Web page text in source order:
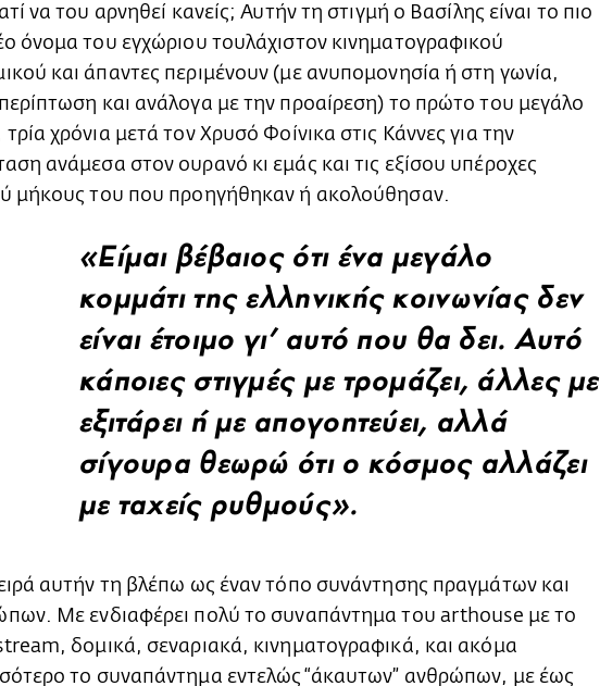
να του αρνηθεί κανείς; Αυτήν τη στιγμή ο Βασίλης είναι το πιο
όνομα του εγχώριου τουλάχιστον κινηματογραφικού
και άπαντες περιμένουν (με ανυπομονησία ή στη γωνία,
και ανάλογα με την προαίρεση) το πρώτο του μεγάλο
χρόνια μετά τον Χρυσό Φοίνικα στις Κάννες για την
ανάμεσα στον ουρανό κι εμάς και τις εξίσου υπέροχες
μήκους του που προηγήθηκαν ή ακολούθησαν.
«Είμαι βέβαιος ότι ένα μεγάλο
κομμάτι της ελληνικής κοινωνίας δεν
είναι έτοιμο γι’ αυτό που θα δει. Αυτό
κάποιες στιγμές με τρομάζει, άλλες με
εξιτάρει ή με απογοητεύει, αλλά
σίγουρα θεωρώ ότι ο κόσμος αλλάζει
με ταχείς ρυθμούς».
αυτήν τη βλέπω ως έναν τόπο συνάντησης πραγμάτων και
Με ενδιαφέρει πολύ το συναπάντημα του arthouse με το
δομικά, σεναριακά, κινηματογραφικά, και ακόμα
το συναπάντημα εντελώς “άκαυτων” ανθρώπων, με έως